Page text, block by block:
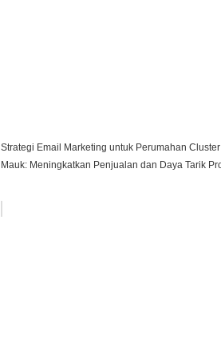
Strategi Email Marketing untuk Perumahan
Mauk: Meningkatkan Penjualan dan Daya Tarik